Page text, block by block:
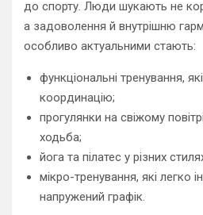
до спорту. Люди шукають не
а задоволення й внутрішню
особливо актуальними стають:
функціональні тренування,
координацію;
прогулянки на свіжому
ходьба;
йога та пілатес у різних
мікро-тренування, які легко
напружений графік.